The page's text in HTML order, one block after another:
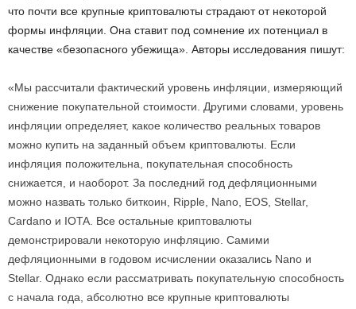
что почти все крупные криптовалюты страдают от некоторой
формы инфляции. Она ставит под сомнение их потенциал в
качестве «безопасного убежища». Авторы исследования пишут:
«Мы рассчитали фактический уровень инфляции, измеряющий
снижение покупательной стоимости. Другими словами, уровень
инфляции определяет, какое количество реальных товаров
можно купить на заданный объем криптовалюты. Если
инфляция положительна, покупательная способность
снижается, и наоборот. За последний год дефляционными
можно назвать только биткоин, Ripple, Nano, EOS, Stellar,
Cardano и IOTA. Все остальные криптовалюты
демонстрировали некоторую инфляцию. Самими
дефляционными в годовом исчислении оказались Nano и
Stellar. Однако если рассматривать покупательную способность
с начала года, абсолютно все крупные криптовалюты